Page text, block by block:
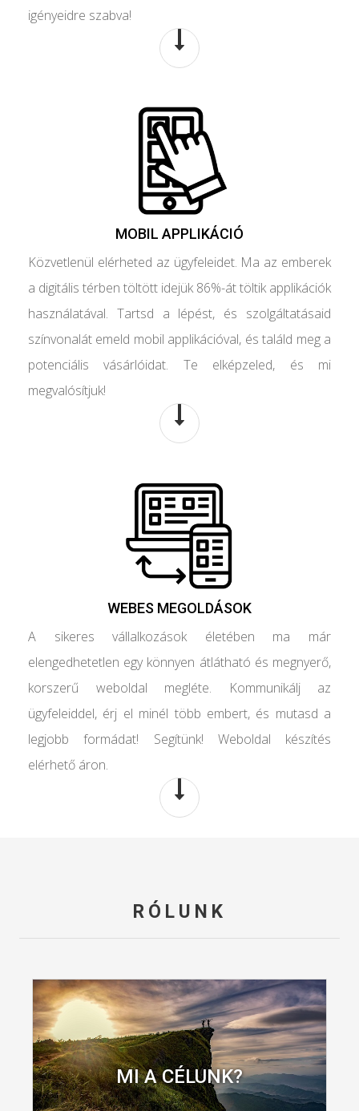
igényeidre szabva!
MOBIL APPLIKÁCIÓ
Közvetlenül elérheted az ügyfeleidet. Ma az emberek
a digitális térben töltött idejük 86%-át töltik applikációk
használatával. Tartsd a lépést, és szolgáltatásaid
színvonalát emeld mobil applikációval, és találd meg a
potenciális vásárlóidat. Te elképzeled, és mi
megvalósítjuk!
WEBES MEGOLDÁSOK
A sikeres vállalkozások életében ma már
elengedhetetlen egy könnyen átlátható és megnyerő,
korszerű weboldal megléte. Kommunikálj az
ügyfeleiddel, érj el minél több embert, és mutasd a
legjobb formádat! Segítünk! Weboldal készítés
elérhető áron.
RÓLUNK
MI A CÉLUNK?